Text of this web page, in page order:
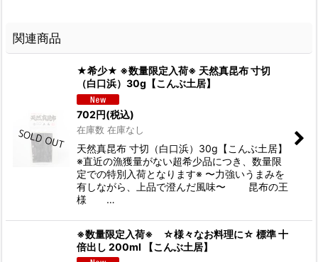
関連商品
★希少★ ※数量限定入荷※ 天然真昆布 寸切
（白口浜）30g【こんぶ土居】
702円(税込)
在庫数 在庫なし
天然真昆布 寸切（白口浜）30g【こんぶ土居】
※直近の漁獲量がない超希少品につき、数量限
定での特別入荷となります※ 〜力強いうまみを
有しながら、上品で澄んだ風味〜 昆布の王
様 …
※数量限定入荷※ ☆様々なお料理に☆ 標準 十
倍出し 200ml 【こんぶ土居】